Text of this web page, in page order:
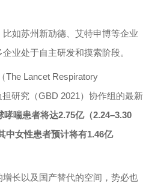
如苏州新劢德、艾特申博等企业
业处于自主研发和摸索阶段。
The Lancet Respiratory
研究（GBD 2021 ）协作组的最新
哮喘患者将达2.75亿（2.24–3.30
中女性患者预计将有1.46亿
长以及国产替代的空间，势必也